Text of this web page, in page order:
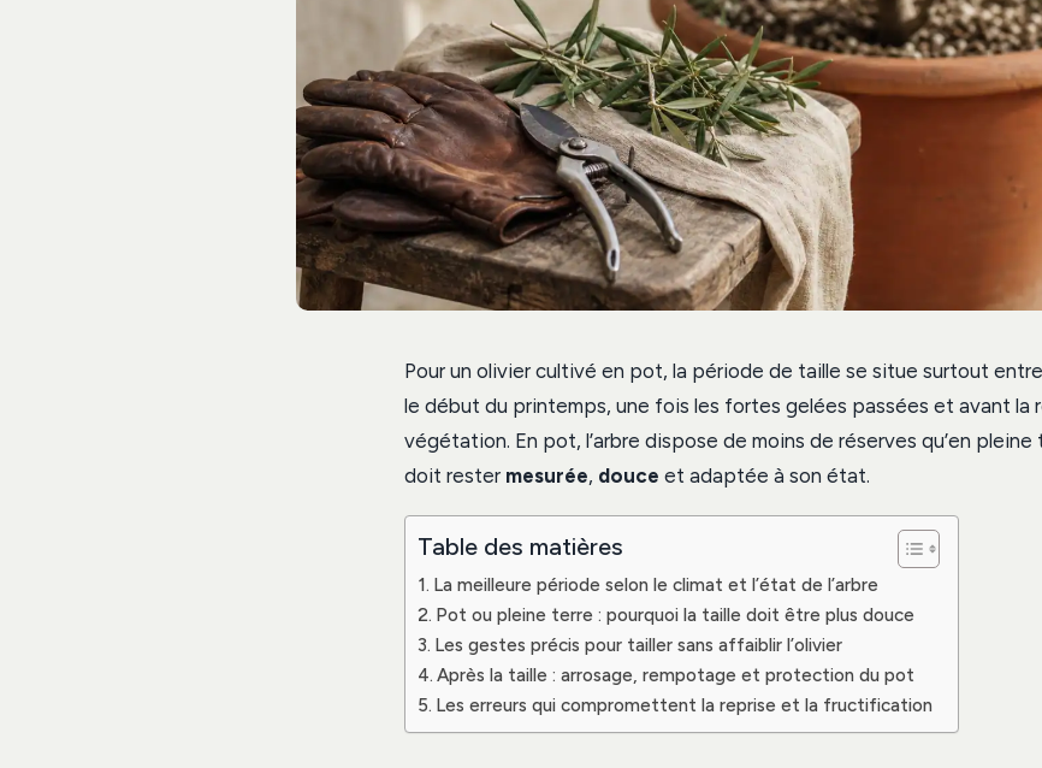
Pour un olivier cultivé en pot, la période de taille se situe surtout
le début du printemps, une fois les fortes gelées passées et avant la
végétation. En pot, l’arbre dispose de moins de réserves qu’en pleine
doit rester mesurée, douce et adaptée à son état.
Table des matières
La meilleure période selon le climat et l’état de l’arbre
Pot ou pleine terre : pourquoi la taille doit être plus douce
Les gestes précis pour tailler sans affaiblir l’olivier
Après la taille : arrosage, rempotage et protection du pot
Les erreurs qui compromettent la reprise et la fructification